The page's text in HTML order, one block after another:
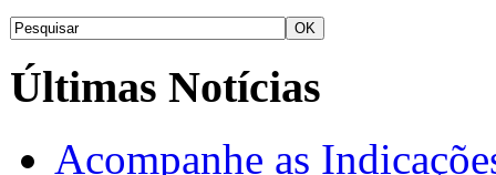
Últimas Notícias
Acompanhe as